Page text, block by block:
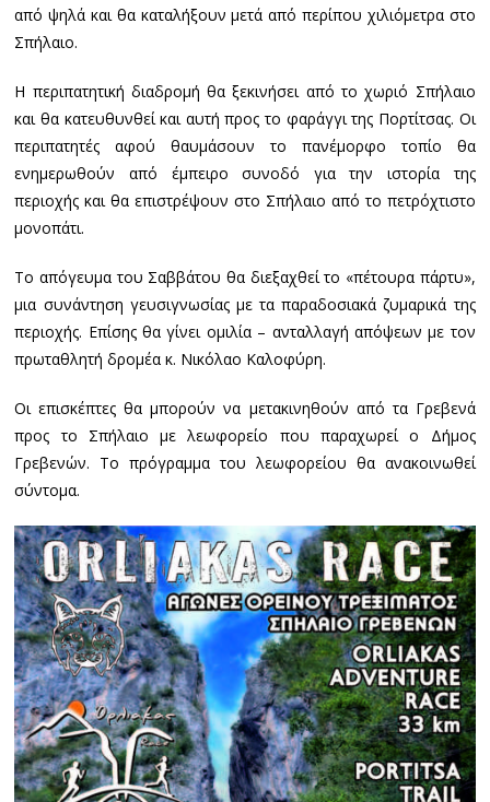
από ψηλά και θα καταλήξουν μετά από περίπου χιλιόμετρα στο
Σπήλαιο.
Η περιπατητική διαδρομή θα ξεκινήσει από το χωριό Σπήλαιο
και θα κατευθυνθεί και αυτή προς το φαράγγι της Πορτίτσας. Οι
περιπατητές αφού θαυμάσουν το πανέμορφο τοπίο θα
ενημερωθούν από έμπειρο συνοδό για την ιστορία της
περιοχής και θα επιστρέψουν στο Σπήλαιο από το πετρόχτιστο
μονοπάτι.
Το απόγευμα του Σαββάτου θα διεξαχθεί το «πέτουρα πάρτυ»,
μια συνάντηση γευσιγνωσίας με τα παραδοσιακά ζυμαρικά της
περιοχής. Επίσης θα γίνει ομιλία – ανταλλαγή απόψεων με τον
πρωταθλητή δρομέα κ. Νικόλαο Καλοφύρη.
Οι επισκέπτες θα μπορούν να μετακινηθούν από τα Γρεβενά
προς το Σπήλαιο με λεωφορείο που παραχωρεί ο Δήμος
Γρεβενών. Το πρόγραμμα του λεωφορείου θα ανακοινωθεί
σύντομα.